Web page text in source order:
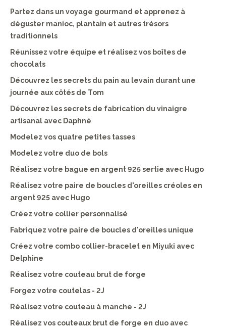
Partez dans un voyage gourmand et apprenez à
déguster manioc, plantain et autres trésors
traditionnels
Réunissez votre équipe et réalisez vos boîtes de
chocolats
Découvrez les secrets du pain au levain durant une
journée aux côtés de Tom
Découvrez les secrets de fabrication du vinaigre
artisanal avec Daphné
Modelez vos quatre petites tasses
Modelez votre duo de bols
Réalisez votre bague en argent 925 sertie avec Hugo
Réalisez votre paire de boucles d'oreilles créoles en
argent 925 avec Hugo
Créez votre collier personnalisé
Fabriquez votre paire de boucles d'oreilles unique
Créez votre combo collier-bracelet en Miyuki avec
Delphine
Réalisez votre couteau brut de forge
Forgez votre coutelas - 2J
Réalisez votre couteau à manche - 2J
Réalisez vos couteaux brut de forge en duo avec